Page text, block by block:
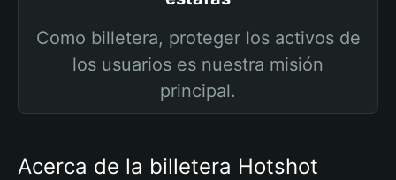
Como billetera, proteger los activos de
los usuarios es nuestra misión
principal.
Acerca de la billetera Hotshot